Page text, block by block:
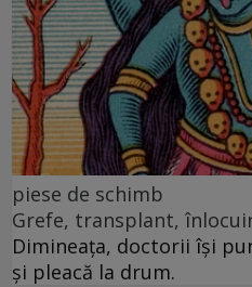
piese de schimb
Grefe, transplant,
Dimineața, doctorii își
și pleacă la drum.